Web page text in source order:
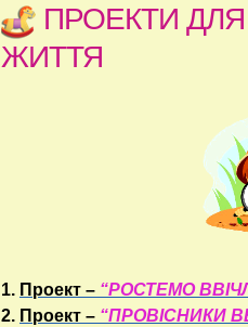
ПРОЕКТИ ДЛЯ
ЖИТТЯ
1. Проект – “РОСТЕМО
2. Проект – “ПРОВІСНИКИ